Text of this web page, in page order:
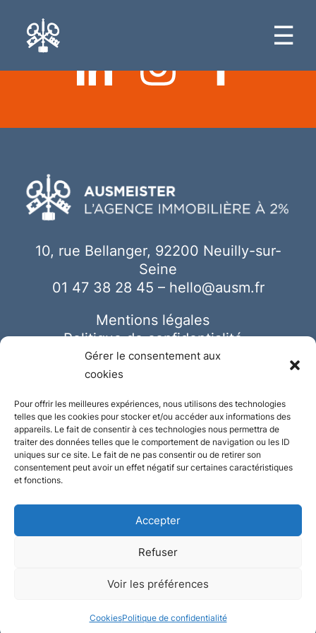
Gérer le consentement aux
cookies
Pour offrir les meilleures expériences, nous utilisons des technologies
telles que les cookies pour stocker et/ou accéder aux informations des
appareils. Le fait de consentir à ces technologies nous permettra de
traiter des données telles que le comportement de navigation ou les ID
uniques sur ce site. Le fait de ne pas consentir ou de retirer son
consentement peut avoir un effet négatif sur certaines caractéristiques
et fonctions.
Accepter
Refuser
Voir les préférences
CookiesPolitique de confidentialité
☰
10, rue Bellanger, 92200 Neuilly-sur-
Seine
01 47 38 28 45 – hello@ausm.fr
Mentions légales
Politique de confidentialité
Cookies
Conception et réalisation :Plate